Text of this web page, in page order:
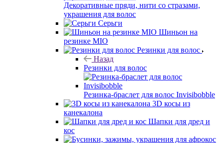
Декоративные пряди, нити со стразами,
украшения для волос
Серьги
Шиньон на
резинке MIO
Резинки для волос
Назад
Резинки для волос
Резинка-браслет для волос Invisibobble
3D косы из
канекалона
Шапки для дред и
кос